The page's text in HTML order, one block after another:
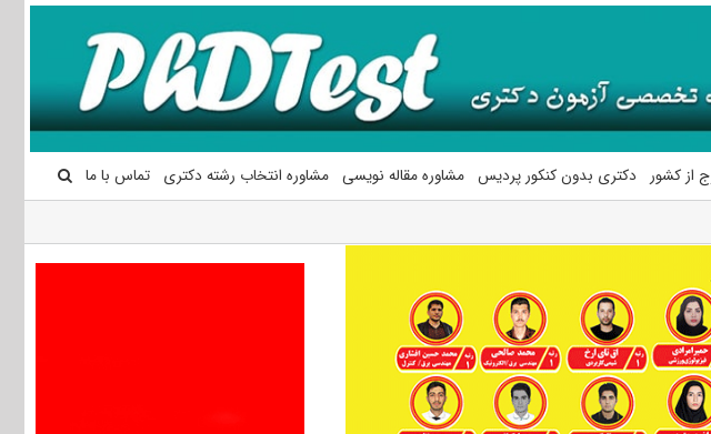
از کشور دکتری بدون کنکور پردیس مشاوره مقاله نویسی مشاوره انتخاب رشته دکتری تماس با ما